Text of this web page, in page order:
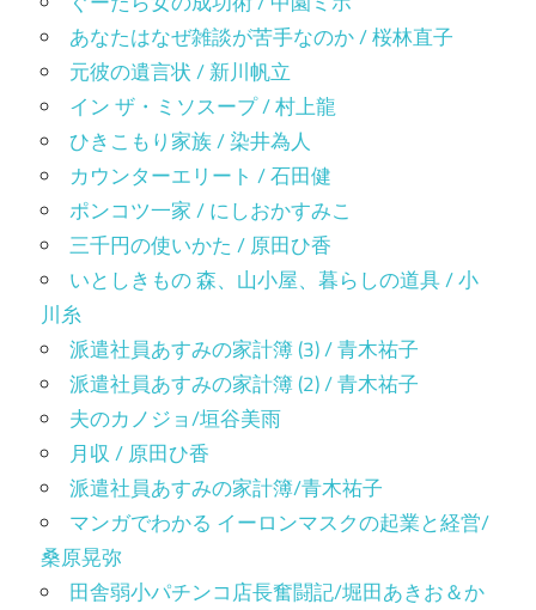
あなたはなぜ雑談が苦手なのか / 桜林直子
元彼の遺言状 / 新川帆立
イン ザ・ミソスープ / 村上龍
ひきこもり家族 / 染井為人
カウンターエリート / 石田健
ポンコツ一家 / にしおかすみこ
三千円の使いかた / 原田ひ香
いとしきもの 森、山小屋、暮らしの道具 / 小
川糸
派遣社員あすみの家計簿 (3) / 青木祐子
派遣社員あすみの家計簿 (2) / 青木祐子
夫のカノジョ/垣谷美雨
月収 / 原田ひ香
派遣社員あすみの家計簿/青木祐子
マンガでわかる イーロンマスクの起業と経営/
桑原晃弥
田舎弱小パチンコ店長奮闘記/堀田あきお＆か